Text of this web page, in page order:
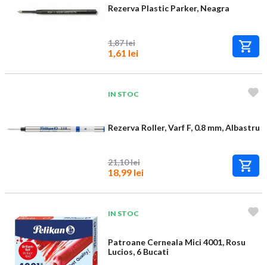
Rezerva Plastic Parker, Neagra
1,87 lei
1,61 lei
IN STOC
Rezerva Roller, Varf F, 0.8 mm, Albastru
21,10 lei
18,99 lei
IN STOC
Patroane Cerneala Mici 4001, Rosu
Lucios, 6 Bucati